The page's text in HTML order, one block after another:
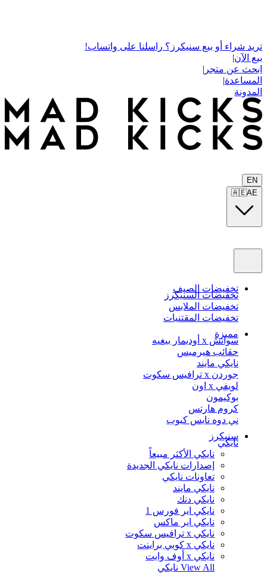
تريد شراء أو بيع سنيكرز؟ راسلنا على واتساب!
بيع الآن|
ابحث عن متجر |
المساعدة|
المدونة
EN
🇦🇪AE
تخفيضات الصيف
تخفيضات السنيكرز
تخفيضات الملابس
تخفيضات المقتنيات
مميزة
سواتش x أوديمار بيغيه
حقائب هيرميس
نايكي مايند
جوردن x ترافيس سكوت
لويفي x اون
بوكيمون
كروم هارتس
ني دوه نايس كيوب
سنيكرز
نايكي
نايكي الأكثر مبيعاً
إصدارات نايكي الجديدة
تعاونات نايكي
نايكي مايند
نايكي دنك
نايكي اير فورس 1
نايكي اير ماكس
نايكي x ترافيس سكوت
نايكي x كوبي براينت
نايكي x أوف وايت
View All نايكي